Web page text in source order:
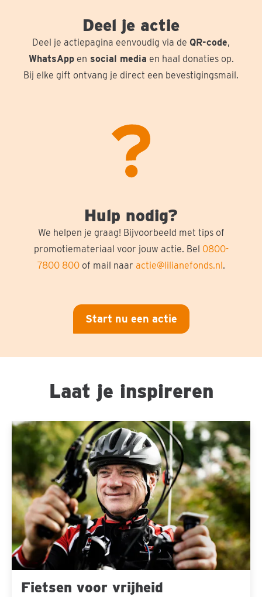
Deel je actie
Deel je actiepagina eenvoudig via de QR-code,
WhatsAppen social media en haal donaties op.
Bij elke gift ontvang je direct een bevestigingsmail.
Hulp nodig?
We helpen je graag! Bijvoorbeeld met tips of
promotiemateriaal voor jouw actie. Bel 0800-
7800 800of mail naar actie@lilianefonds.nl.
Start nu een actie
Laat je inspireren
Fietsen voor vrijheid
Fietsen
voor
vrijheid